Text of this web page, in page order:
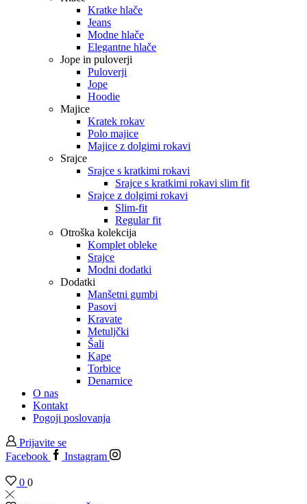
Kratke hlače
Jeans
Modne hlače
Elegantne hlače
Jope in puloverji
Puloverji
Jope
Hoodie
Majice
Kratek rokav
Polo majice
Majice z dolgimi rokavi
Srajce
Srajce s kratkimi rokavi
Srajce s kratkimi rokavi slim fit
Srajce z dolgimi rokavi
Slim-fit
Regular fit
Otroška kolekcija
Komplet obleke
Srajce
Modni dodatki
Dodatki
Manšetni gumbi
Pasovi
Kravate
Metuljčki
Šali
Kape
Torbice
Denarnice
O nas
Kontakt
Pogoji poslovanja
Prijavite se
Facebook
Instagram
0 0